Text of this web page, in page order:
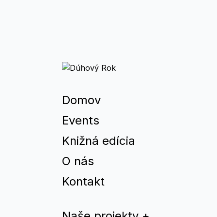
Domov
Events
Knižná edícia
O nás
Kontakt